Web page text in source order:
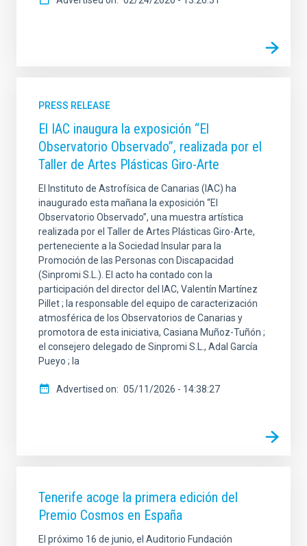
PRESS RELEASE
El IAC inaugura la exposición “El
Observatorio Observado”, realizada por el
Taller de Artes Plásticas Giro-Arte
El Instituto de Astrofísica de Canarias (IAC) ha
inaugurado esta mañana la exposición “El
Observatorio Observado”, una muestra artística
realizada por el Taller de Artes Plásticas Giro-Arte,
perteneciente a la Sociedad Insular para la
Promoción de las Personas con Discapacidad
(Sinpromi S.L.). El acto ha contado con la
participación del director del IAC, Valentín Martínez
Pillet ; la responsable del equipo de caracterización
atmosférica de los Observatorios de Canarias y
promotora de esta iniciativa, Casiana Muñoz-Tuñón ;
el consejero delegado de Sinpromi S.L., Adal García
Pueyo ; la
Advertised on 05/11/2026 - 14:38:27
Tenerife acoge la primera edición del
Premio Cosmos en España
El próximo 16 de junio, el Auditorio Fundación